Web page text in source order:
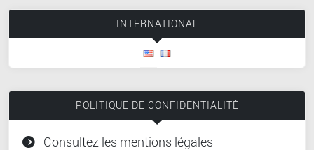
INTERNATIONAL
POLITIQUE DE CONFIDENTIALITÉ
Consultez les mentions légales